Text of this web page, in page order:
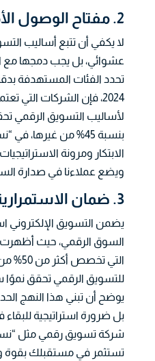
2. مفتاح الوصول الأمثل للجمهور
لا يكفي أن تتبع أساليب
عشوائي، بل يجب دمجها مع
تحدد الفئات المستهدفة
2024، فإن الشركات التي
لأساليب التسويق الرقمي
بنسبة 45% من غيرها،
الابتكار ومرونة
ويضع عملاءنا في صدارة
3. ضمان الاستمرارية والنمو
يضمن التسويق الإلكتروني
السوق الرقمي، حيث أظهرت
التي
يوضح أن تبني هذا النهج
بل ضرورة استراتيجية
شركة تسويق رقمي مثل
تستثمر في مستقبلك بقوة